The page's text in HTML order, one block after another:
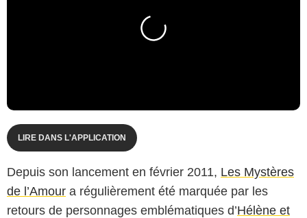
LIRE DANS L'APPLICATION
Depuis son lancement en février 2011, Les Mystères
de l’Amour a régulièrement été marquée par les
retours de personnages emblématiques d’Hélène et